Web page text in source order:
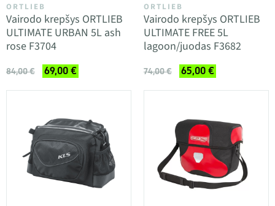
ORTLIEB
Vairodo krepšys ORTLIEB
ULTIMATE URBAN 5L ash
rose F3704
84,00 € 69,00 €
ORTLIEB
Vairodo krepšys ORTLIEB
ULTIMATE FREE 5L
lagoon/juodas F3682
74,00 € 65,00 €